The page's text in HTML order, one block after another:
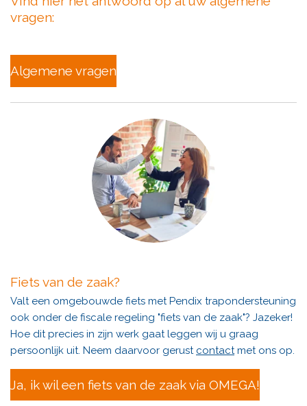
vragen:
Algemene vragen
Fiets van de zaak?
Valt een omgebouwde fiets met Pendix trapondersteuning
ook onder de fiscale regeling "fiets van de zaak"? Jazeker!
Hoe dit precies in zijn werk gaat leggen wij u graag
persoonlijk uit. Neem daarvoor gerust contact met ons op.
Ja, ik wil een fiets van de zaak via OMEGA!